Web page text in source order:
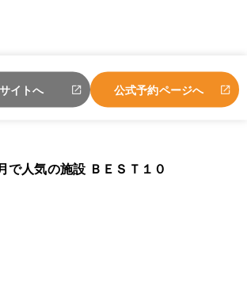
イトへ 公式予約ページへ
で人気の施設 ＢＥＳＴ１０